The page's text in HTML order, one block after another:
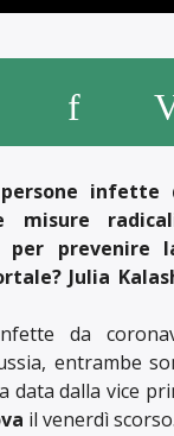
infette
misure
per prevenire
Julia
da
entrambe
data dalla vice
il venerdì scorso.